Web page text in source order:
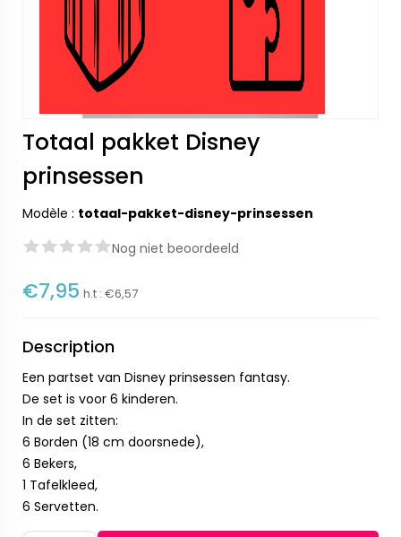
Totaal pakket Disney
prinsessen
Modèle : totaal-pakket-disney-prinsessen
Nog niet beoordeeld
€7,95 h.t : €6,57
Description
Een partset van Disney prinsessen fantasy.
De set is voor 6 kinderen.
In de set zitten:
6 Borden (18 cm doorsnede),
6 Bekers,
1 Tafelkleed,
6 Servetten.